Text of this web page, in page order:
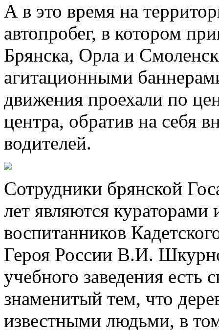
А в это время на
автопробег, в котором
Брянска, Орла и
агитационными
движения проехали по
центра, обратив на себя
водителей.
Сотрудники брянской
лет являются
воспитанников
Героя России В.И.
учебного заведения есть
знаменитый тем, что
известными людьми, в